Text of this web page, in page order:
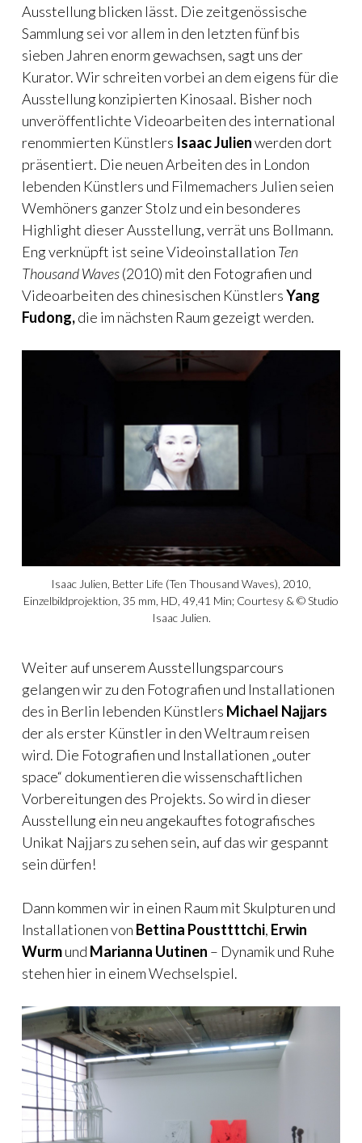
Ausstellung blicken lässt. Die zeitgenössische
Sammlung sei vor allem in den letzten fünf bis
sieben Jahren enorm gewachsen, sagt uns der
Kurator. Wir schreiten vorbei an dem eigens für die
Ausstellung konzipierten Kinosaal. Bisher noch
unveröffentlichte Videoarbeiten des international
renommierten Künstlers Isaac Julienwerden dort
präsentiert. Die neuen Arbeiten des in London
lebenden Künstlers und Filmemachers Julien seien
Wemhöners ganzer Stolz und ein besonderes
Highlight dieser Ausstellung, verrät uns Bollmann.
Eng verknüpft ist seine Videoinstallation Ten
Thousand Waves(2010) mit den Fotografien und
Videoarbeiten des chinesischen KünstlersYang
Fudong,die im nächsten Raum gezeigt werden.
Isaac Julien, Better Life (Ten Thousand Waves), 2010,
Einzelbildprojektion, 35 mm, HD, 49,41 Min; Courtesy & © Studio
Isaac Julien.
Weiter auf unserem Ausstellungsparcours
gelangen wir zu den Fotografien und Installationen
des in Berlin lebenden Künstlers Michael Najjars
der als erster Künstler in den Weltraum reisen
wird. Die Fotografien und Installationen „outer
space“ dokumentieren die wissenschaftlichen
Vorbereitungen des Projekts. So wird in dieser
Ausstellung ein neu angekauftes fotografisches
Unikat Najjars zu sehen sein, auf das wir gespannt
sein dürfen!
Dann kommen wir in einen Raum mit Skulpturen und
Installationen von Bettina Pousttttchi, Erwin
Wurmund Marianna Uutinen – Dynamik und Ruhe
stehen hier in einem Wechselspiel.